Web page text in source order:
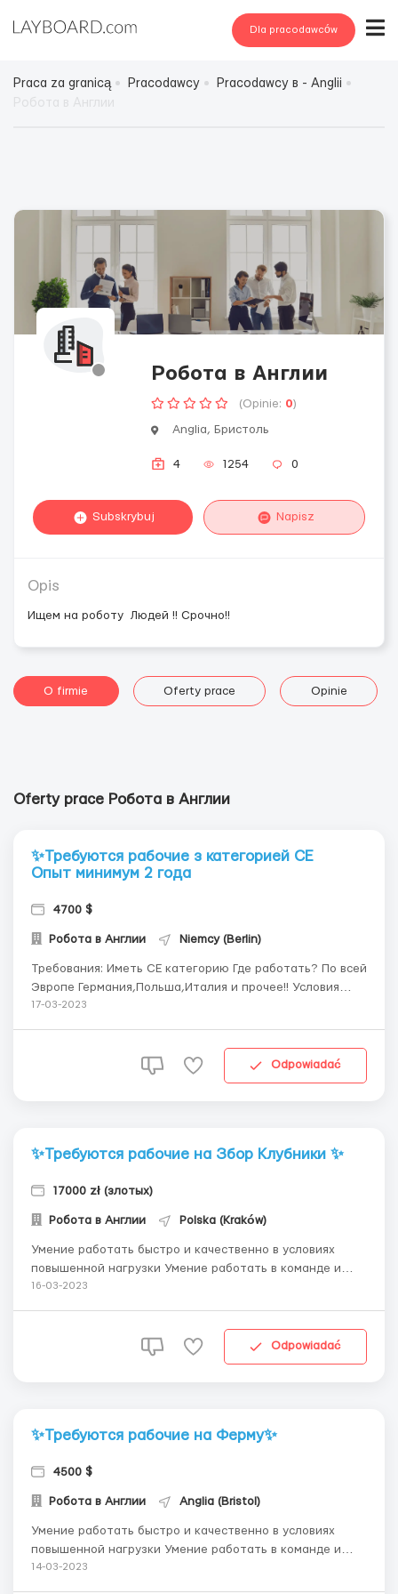
Dla pracodawców
Praca za granicą Pracodawcy
Pracodawcy в - Anglii
Робота в Англии
(Opinie: 0)
Anglia, Бристоль
4 1254 0
Subskrybuj Napisz
Opis
Ищем на роботу Людей !! Срочно!!
O firmie Oferty prace Opinie
Oferty prace Робота в Англии
✨Требуются рабочие з категорией СЕ
Опыт минимум 2 года
4700 $
Робота в Англии Niemcy (Berlin)
Требования: Иметь СЕ категорию Где работать? По всей
Эвропе Германия,Польша,Италия и прочее!! Условия
работы: Ездить по всей Эвропе в ночное время Оплата
Задержками НЕТ ! ...
17-03-2023
Odpowiadać
✨Требуются рабочие на Збор Клубники ✨
17000 zł (злотых)
Робота в Англии Polska (Kraków)
Умение работать быстро и качественно в условиях
повышенной нагрузки Умение работать в команде и
следовать инструкциям руководстваe График работы:
свой транспорт то сами,...
16-03-2023
Odpowiadać
✨Требуются рабочие на Ферму✨
4500 $
Робота в Англии Anglia (Bristol)
Умение работать быстро и качественно в условиях
повышенной нагрузки Умение работать в команде и
следовать инструкциям руководства Где работать?
14-03-2023